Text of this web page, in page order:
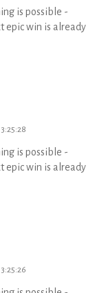
is possible -
epic win is already
is possible -
epic win is already